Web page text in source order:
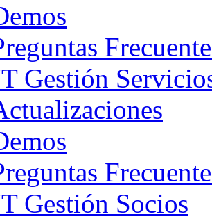
Gestión
Gestión Socios